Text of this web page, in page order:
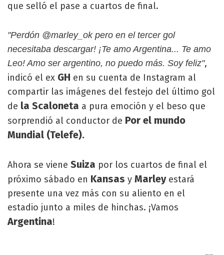
que selló el pase a cuartos de final.
"Perdón @marley_ok pero en el tercer gol
necesitaba descargar! ¡Te amo Argentina... Te amo
Leo! Amo ser argentino, no puedo más. Soy feliz",
indicó el ex GH en su cuenta de Instagram al
compartir las imágenes del festejo del último gol
de la Scaloneta a pura emoción y el beso que
sorprendió al conductor de Por el mundo
Mundial (Telefe).
Ahora se viene Suiza por los cuartos de final el
próximo sábado en Kansas y Marley estará
presente una vez más con su aliento en el
estadio junto a miles de hinchas. ¡Vamos
Argentina!